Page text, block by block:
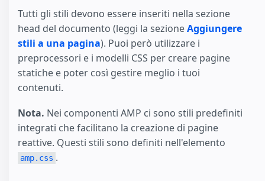
Tutti gli stili devono essere inseriti nella sezione
head del documento (leggi la sezioneAggiungere
stili a una pagina). Puoi però utilizzare i
preprocessori e i modelli CSS per creare pagine
statiche e poter così gestire meglio i tuoi
contenuti.
Nota. Nei componenti AMP ci sono stili predefiniti
integrati che facilitano la creazione di pagine
reattive. Questi stili sono definiti nell'elemento
amp.css .